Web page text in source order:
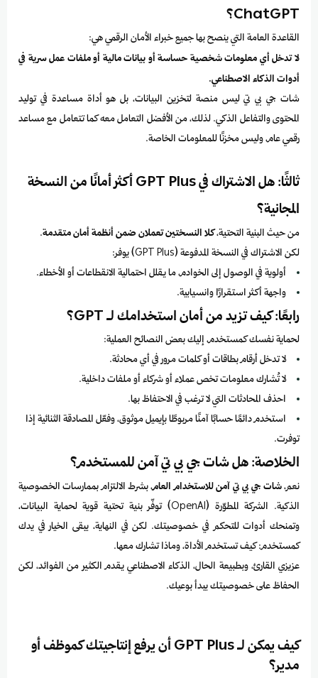
ChatGPT؟
القاعدة العامة التي ينصح بها جميع خبراء الأمان الرقمي هي:
لا تدخل أي معلومات شخصية حساسة أو بيانات مالية أو ملفات عمل سرية في
أدوات الذكاء الاصطناعي.
شات جي بي تي ليس منصة لتخزين البيانات، بل هو أداة مساعدة في توليد
المحتوى والتفاعل الذكي. لذلك، من الأفضل التعامل معه كما تتعامل مع مساعد
رقمي عام، وليس مخزنًا للمعلومات الخاصة.
ثالثًا: هل الاشتراك في GPT Plus أكثر أمانًا من النسخة
المجانية؟
من حيث البنية التحتية،كلا النسختين تعملان ضمن أنظمة أمان متقدمة.
لكن الاشتراك في النسخة المدفوعة (GPT Plus) يوفر:
أولوية في الوصول إلى الخوادم، ما يقلل احتمالية الانقطاعات أو الأخطاء.
واجهة أكثر استقرارًا وانسيابية.
رابعًا: كيف تزيد من أمان استخدامك لـ GPT؟
لحماية نفسك كمستخدم، إليك بعض النصائح العملية:
لا تدخل أرقام بطاقات أو كلمات مرور في أي محادثة.
لا تُشارك معلومات تخص عملاء أو شركاء أو ملفات داخلية.
احذف المحادثات التي لا ترغب في الاحتفاظ بها.
استخدم دائمًا حسابًا آمنًا مربوطًا بإيميل موثوق، وفعّل المصادقة الثنائية إذا
توفرت.
الخلاصة: هل شات جي بي تي آمن للمستخدم؟
نعم،شات جي بي تي آمن للاستخدام العام، بشرط الالتزام بممارسات الخصوصية
الذكية. الشركة المطوّرة (OpenAI) توفّر بنية تحتية قوية لحماية البيانات،
وتمنحك أدوات للتحكم في خصوصيتك. لكن في النهاية، يبقى الخيار في يدك
كمستخدم: كيف تستخدم الأداة، وماذا تشارك معها.
عزيزي القارئ، وبطبيعة الحال، الذكاء الاصطناعي يقدم الكثير من الفوائد، لكن
الحفاظ على خصوصيتك يبدأ بوعيك.
كيف يمكن لـ GPT Plus أن يرفع إنتاجيتك كموظف أو
مدير؟